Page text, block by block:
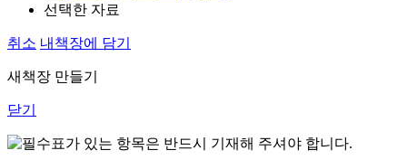
선택한 자료
취소 내책장에 담기
새책장 만들기
닫기
표가 있는 항목은 반드시 기재해 주셔야 합니다.